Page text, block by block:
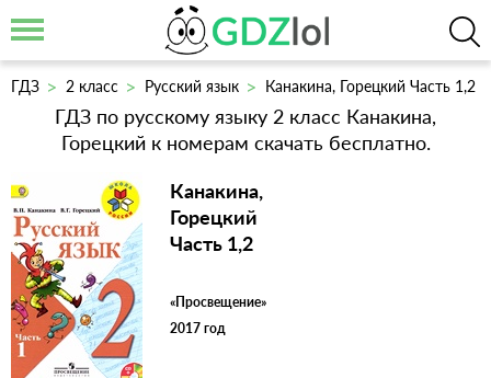
ГДЗ 2 класс Русский язык Канакина, Горецкий Часть 1,2
ГДЗ по русскому языку 2 класс Канакина,
Горецкий к номерам скачать бесплатно.
Канакина,
Горецкий
Часть 1,2
«Просвещение»
2017 год